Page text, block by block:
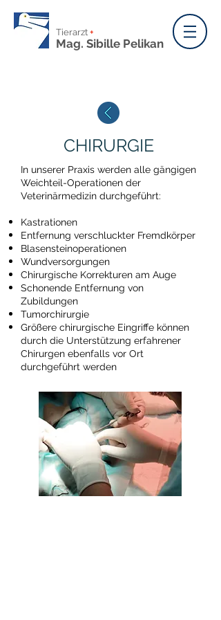
Tierarzt +
Mag. Sibille Pelikan
CHIRURGIE
In unserer Praxis werden alle gängigen
Weichteil-Operationen der
Veterinärmedizin durchgeführt:
Kastrationen
Entfernung verschluckter Fremdkörper
Blasensteinoperationen
Wundversorgungen
Chirurgische Korrekturen am Auge
Schonende Entfernung von
Zubildungen
Tumorchirurgie
Größere chirurgische Eingriffe können
durch die Unterstützung erfahrener
Chirurgen ebenfalls vor Ort
durchgeführt werden